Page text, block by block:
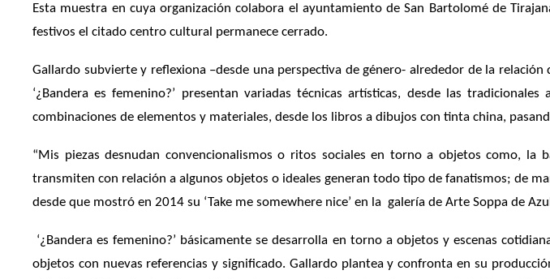
Esta muestra en cuya organización colabora el ayuntamiento de San Bartolomé de
festivos el citado centro cultural permanece cerrado.
Gallardo subvierte y reflexiona –desde una perspectiva de género- alrededor de la
‘¿Bandera es femenino?’ presentan variadas técnicas artísticas, desde las
combinaciones de elementos y materiales, desde los libros a dibujos con tinta china,
“Mis piezas desnudan convencionalismos o ritos sociales en torno a objetos como,
transmiten con relación a algunos objetos o ideales generan todo tipo de fanatismos; de
desde que mostró en 2014 su ‘Take me somewhere nice’ en la galería de Arte Soppa de
‘¿Bandera es femenino?’ básicamente se desarrolla en torno a objetos y escenas
objetos con nuevas referencias y significado. Gallardo plantea y confronta en su